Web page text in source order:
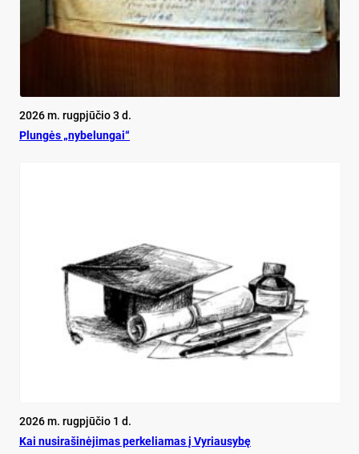
2026 m. rugpjūčio 3 d.
Plun­gės „ny­be­lun­gai“
2026 m. rugpjūčio 1 d.
Kai nu­si­ra­ši­nė­ji­mas per­ke­lia­mas į Vy­riau­sy­bę